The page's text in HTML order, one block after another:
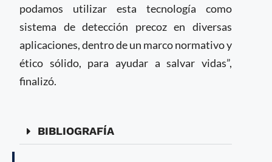
podamos utilizar esta tecnología como
sistema de detección precoz en diversas
aplicaciones, dentro de un marco normativo y
ético sólido, para ayudar a salvar vidas”,
finalizó.
BIBLIOGRAFÍA